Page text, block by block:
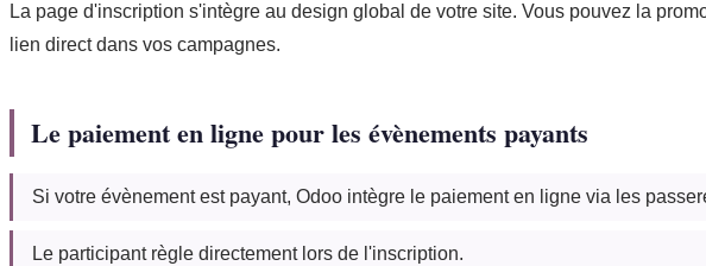
La page d'inscription s'intègre au design global de votre site. Vous pouvez la
lien direct dans vos campagnes.
Le paiement en ligne pour les évènements payants
Si votre évènement est payant, Odoo intègre le paiement en ligne via les
Le participant règle directement lors de l'inscription.